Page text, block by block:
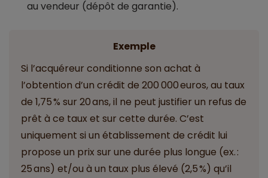
au vendeur (dépôt de garantie).
Exemple
Si l’acquéreur conditionne son achat à
l’obtention d’un crédit de 200 000 euros, au taux
de 1,75 % sur 20 ans, il ne peut justifier un refus de
prêt à ce taux et sur cette durée. C’est
uniquement si un établissement de crédit lui
propose un prix sur une durée plus longue (ex. :
25 ans) et/ou à un taux plus élevé (2,5 %) qu’il